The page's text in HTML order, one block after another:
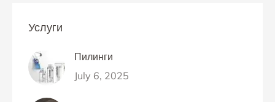
Услуги
Пилинги
July 6, 2025